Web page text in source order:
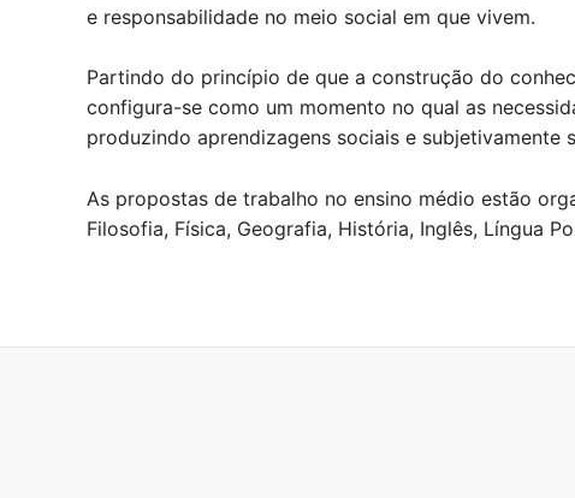
e responsabilidade no meio social em que vivem.
Partindo do princípio de que a construção do
configura-se como um momento no qual as
produzindo aprendizagens sociais e subjetivamente
As propostas de trabalho no ensino médio estão
Filosofia, Física, Geografia, História, Inglês, Língua